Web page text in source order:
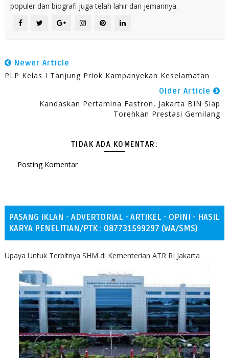
populer dan biografi juga telah lahir dari jemarinya.
Newer Article
PLP Kelas I Tanjung Priok Kampanyekan Keselamatan
Older Article
Kandaskan Pertamina Fastron, Jakarta BIN Siap
Torehkan Prestasi Gemilang
TIDAK ADA KOMENTAR:
Posting Komentar
PASANG IKLAN - ADVERTORIAL - ARTIKEL - OPINI - HASIL
KARYA PENELITIAN/PTK : 087731599297 (WA/SMS)
Upaya Untuk Terbitnya SHM di Kementerian ATR RI Jakarta